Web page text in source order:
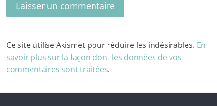
Ce site utilise Akismet pour réduire les indésirables. En
savoir plus sur la façon dont les données de vos
commentaires sont traitées.